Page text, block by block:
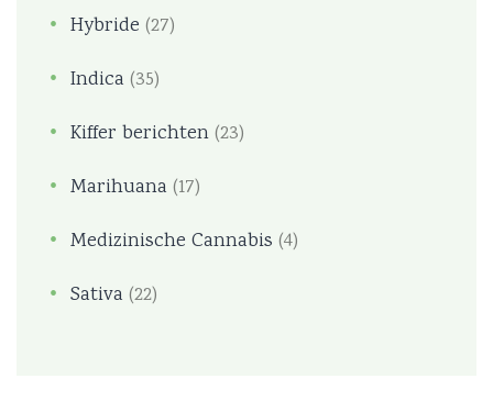
Hybride (27)
Indica (35)
Kiffer berichten(23)
Marihuana (17)
Medizinische Cannabis (4)
Sativa (22)